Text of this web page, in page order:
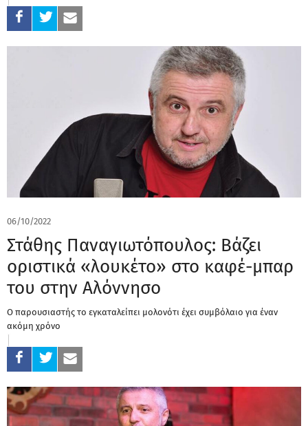
06/10/2022
Στάθης Παναγιωτόπουλος: Βάζει
οριστικά «λουκέτο» στο καφέ-μπαρ
του στην Αλόννησο
Ο παρουσιαστής το εγκαταλείπει μολονότι έχει συμβόλαιο για έναν
ακόμη χρόνο